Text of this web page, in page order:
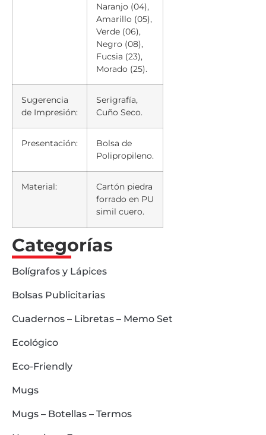
Naranjo (04),
Amarillo (05),
Verde (06),
Negro (08),
Fucsia (23),
Morado (25).
Sugerencia
de Impresión:
Serigrafía,
Cuño Seco.
Presentación:
Bolsa de
Polipropileno.
Material:
Cartón piedra
forrado en PU
simil cuero.
Categorías
Bolígrafos y Lápices
Bolsas Publicitarias
Cuadernos – Libretas – Memo Set
Ecológico
Eco-Friendly
Mugs
Mugs – Botellas – Termos